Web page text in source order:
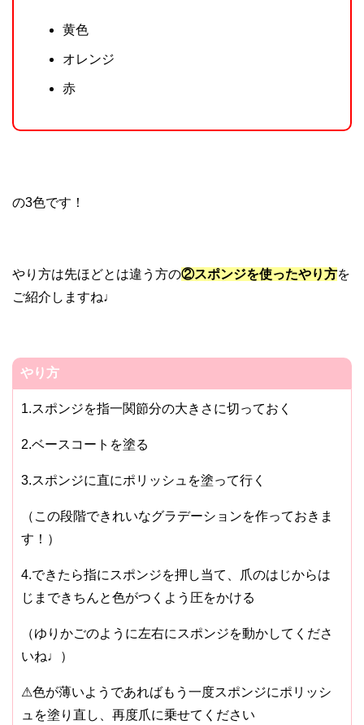
黄色
オレンジ
赤
の3色です！
やり方は先ほどとは違う方の②スポンジを使ったやり方を
ご紹介しますね♩
やり方
1.スポンジを指一関節分の大きさに切っておく
2.ベースコートを塗る
3.スポンジに直にポリッシュを塗って行く
（この段階できれいなグラデーションを作っておきま
す！）
4.できたら指にスポンジを押し当て、爪のはじからは
じまできちんと色がつくよう圧をかける
（ゆりかごのように左右にスポンジを動かしてくださ
いね♩）
⚠︎色が薄いようであればもう一度スポンジにポリッシ
ュを塗り直し、再度爪に乗せてください